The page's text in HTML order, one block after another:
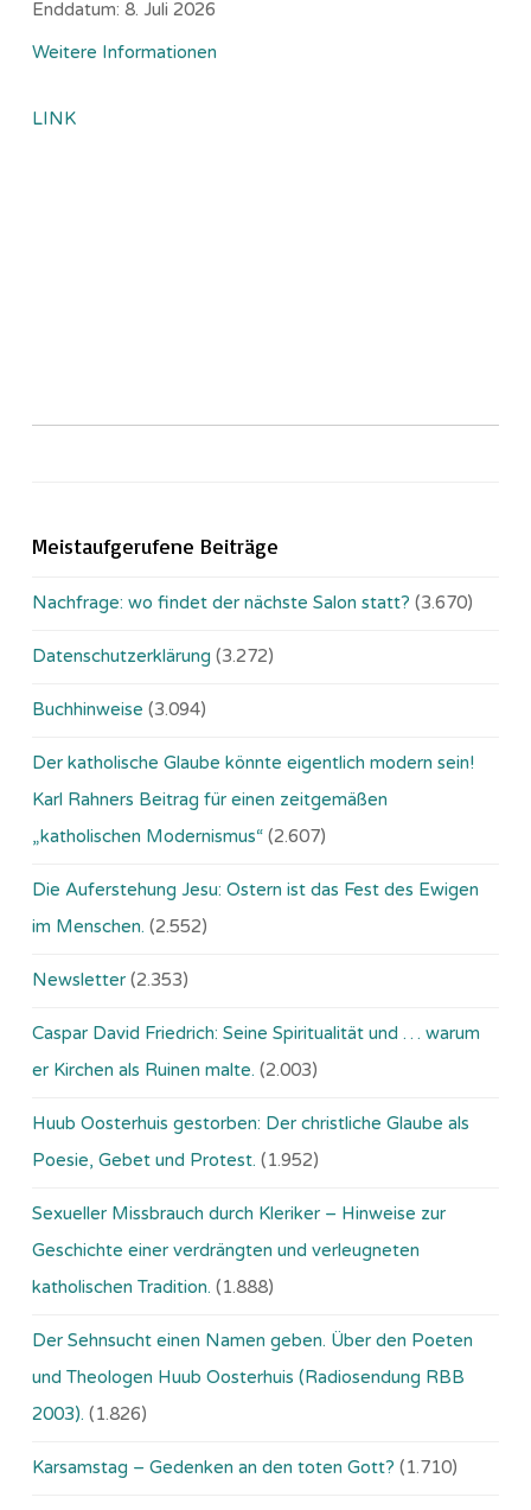
Enddatum: 8. Juli 2026
Weitere Informationen
LINK
Meistaufgerufene Beiträge
Nachfrage: wo findet der nächste Salon statt? (3.670)
Datenschutzerklärung (3.272)
Buchhinweise (3.094)
Der katholische Glaube könnte eigentlich modern sein!
Karl Rahners Beitrag für einen zeitgemäßen
„katholischen Modernismus“ (2.607)
Die Auferstehung Jesu: Ostern ist das Fest des Ewigen
im Menschen. (2.552)
Newsletter (2.353)
Caspar David Friedrich: Seine Spiritualität und … warum
er Kirchen als Ruinen malte. (2.003)
Huub Oosterhuis gestorben: Der christliche Glaube als
Poesie, Gebet und Protest. (1.952)
Sexueller Missbrauch durch Kleriker – Hinweise zur
Geschichte einer verdrängten und verleugneten
katholischen Tradition. (1.888)
Der Sehnsucht einen Namen geben. Über den Poeten
und Theologen Huub Oosterhuis (Ra­dio­sen­dung RBB
2003). (1.826)
Karsamstag – Gedenken an den toten Gott? (1.710)